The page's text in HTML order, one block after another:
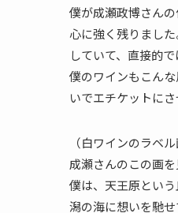
僕が成瀬政博さん
心に強く残りまし
していて、直接的
僕のワインもこん
いでエチケットに
（白ワインのラベ
成瀬さんのこの画
僕は、天王原とい
潟の海に想いを馳